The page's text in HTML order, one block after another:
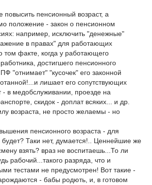
повысить пенсионный возраст, а
положение - закон о пенсионном
например, исключить "денежные"
в правах" для работающих
том факте, когда у работающего
достигшего пенсионного
"отнимает" "кусочек" его законной
лишает его сопутствующих
- в медобслуживании, проезде на
скидок - доплат всяких... и др.
возраста, не просто желаемы - но
пенсионного возраста - для
будет? Таки нет, думается!.. Ценнейшие же
взять? враз не воспитаешь...То ли
рабочий...такого разряда, что и
тестами не предусмотрен! Вот такие -
- бабы родють, и, в готовом